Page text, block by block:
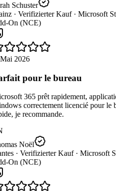
Schuster
· Verifizierter Kauf · Microsoft
On (NCE)
2026
pour le bureau
365 prêt rapidement,
correctement licencié pour le
je recommande.
Noël
· Verifizierter Kauf · Microsoft
On (NCE)